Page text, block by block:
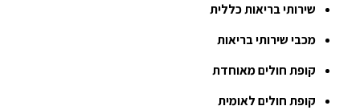
שירותי בריאות כללית
מכבי שירותי בריאות
קופת חולים מאוחדת
קופת חולים לאומית